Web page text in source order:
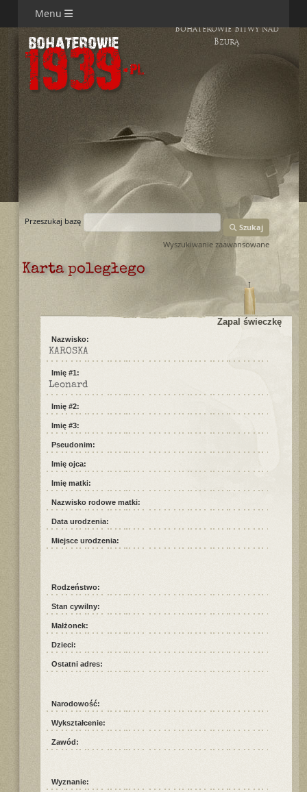
Menu
Bohaterowie Bitwy nad
Bzurą
Przeszukaj bazę
Szukaj
Wyszukiwanie zaawansowane
Karta poległego
Zapal świeczkę
Nazwisko:
KAROSKA
Imię #1:
Leonard
Imię #2:
Imię #3:
Pseudonim:
Imię ojca:
Imię matki:
Nazwisko rodowe matki:
Data urodzenia:
Miejsce urodzenia:
Rodzeństwo:
Stan cywilny:
Małżonek:
Dzieci:
Ostatni adres:
Narodowość:
Wykształcenie:
Zawód:
Wyznanie: